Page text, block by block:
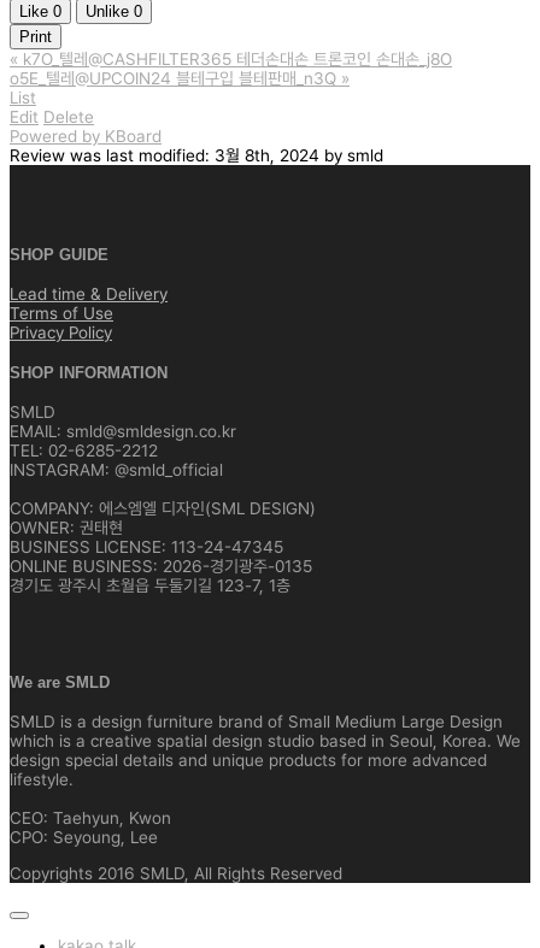
Like 0 Unlike 0
Print
« k7O_텔레@CASHFILTER365 테더손대손 트론코인 손대손_j8O
o5E_텔레@UPCOIN24 블테구입 블테판매_n3Q »
List
Edit Delete
Powered by KBoard
Review was last modified: 3월 8th, 2024 by smld
SHOP GUIDE
Lead time & Delivery
Terms of Use
Privacy Policy
SHOP INFORMATION
SMLD
EMAIL: smld@smldesign.co.kr
TEL: 02-6285-2212
INSTAGRAM: @smld_official
COMPANY: 에스엠엘 디자인(SML DESIGN)
OWNER: 권태현
BUSINESS LICENSE: 113-24-47345
ONLINE BUSINESS: 2026-경기광주-0135
경기도 광주시 초월읍 두둘기길 123-7, 1층
We are SMLD
SMLD is a design furniture brand of Small Medium Large Design
which is a creative spatial design studio based in Seoul, Korea. We
design special details and unique products for more advanced
lifestyle.
CEO: Taehyun, Kwon
CPO: Seyoung, Lee
Copyrights 2016 SMLD, All Rights Reserved